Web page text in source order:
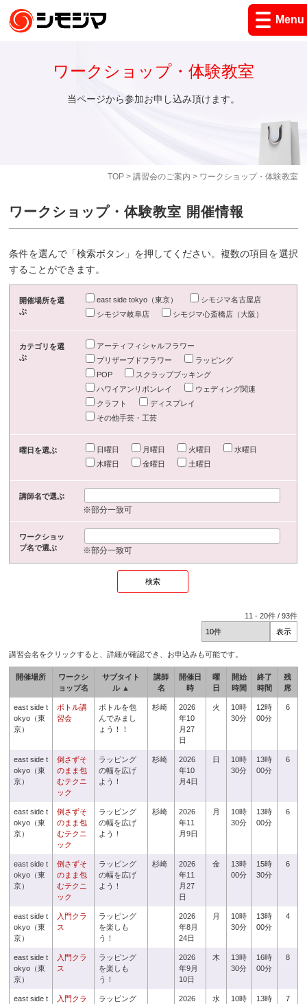
Menu
TOP> 講習会のご案内 > ワークショップ・体験教室
ワークショップ・体験教室
当ページから参加お申し込み頂けます。
ワークショップ・体験教室 開催情報
条件を選んで「検索ボタン」を押してください。複数の項目を選択
することができます。
開催場所を選
ぶ
east side tokyo（東京）
シモジマ名古屋店
シモジマ岐阜店
シモジマ心斎橋店（大阪）
カテゴリを選
ぶ
アーティフィシャルフラワー
プリザーブドフラワー
ラッピング
POP
スクラップブッキング
ハワイアンリボンレイ
ウェディング関連
クラフト
ディスプレイ
その他手芸・工芸
曜日を選ぶ 日曜日 月曜日 火曜日
水曜日
木曜日
金曜日 土曜日
講師名で選ぶ
※部分一致可
ワークショッ
プ名で選ぶ
※部分一致可
11 -20件 /93件
講習会名をクリックすると、詳細が確認でき、お申込みも可能です。
開催場所
ワークシ
ョップ名
サブタイト
ル ▲
講師
名
開催日
時
曜
日
開始
時間
終了
時間
残
席
east side t
okyo（東
京）
ボトル講
習会
ボトルを包
んでみまし
ょう！！
杉崎
2026
年10
月27
日
火
10時
30分
12時
00分
6
east side t
okyo（東
京）
倒さずそ
のまま包
むテクニ
ック
ラッピング
の幅を広げ
よう！
杉崎
2026
年10
月4日
日
10時
30分
13時
00分
6
east side t
okyo（東
京）
倒さずそ
のまま包
むテクニ
ック
ラッピング
の幅を広げ
よう！
杉崎
2026
年11
月9日
月
10時
30分
13時
00分
6
east side t
okyo（東
京）
倒さずそ
のまま包
むテクニ
ック
ラッピング
の幅を広げ
よう！
杉崎
2026
年11
月27
日
金
13時
00分
15時
30分
6
east side t
okyo（東
京）
入門クラ
ス
ラッピング
を楽しも
う！
2026
年8月
24日
月
10時
30分
13時
00分
4
east side t
okyo（東
京）
入門クラ
ス
ラッピング
を楽しも
う！
2026
年9月
10日
木
13時
30分
16時
00分
8
east side t
入門クラ
ラッピング
2026
水
10時
13時
7